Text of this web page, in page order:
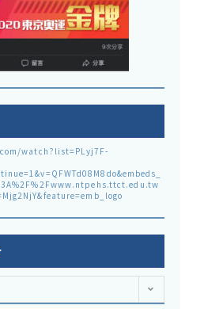
watch?list=PLyj7F-